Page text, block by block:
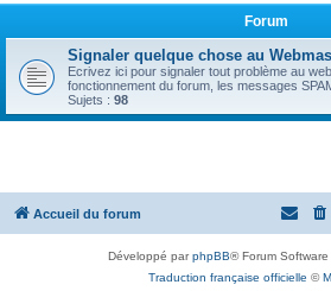
Forum
Signaler quelque chose au
Ecrivez ici pour signaler tout problème au
fonctionnement du forum, les messages
Sujets : 98
Accueil du forum
Développé parphpBB® Forum
Traduction française officielle ©